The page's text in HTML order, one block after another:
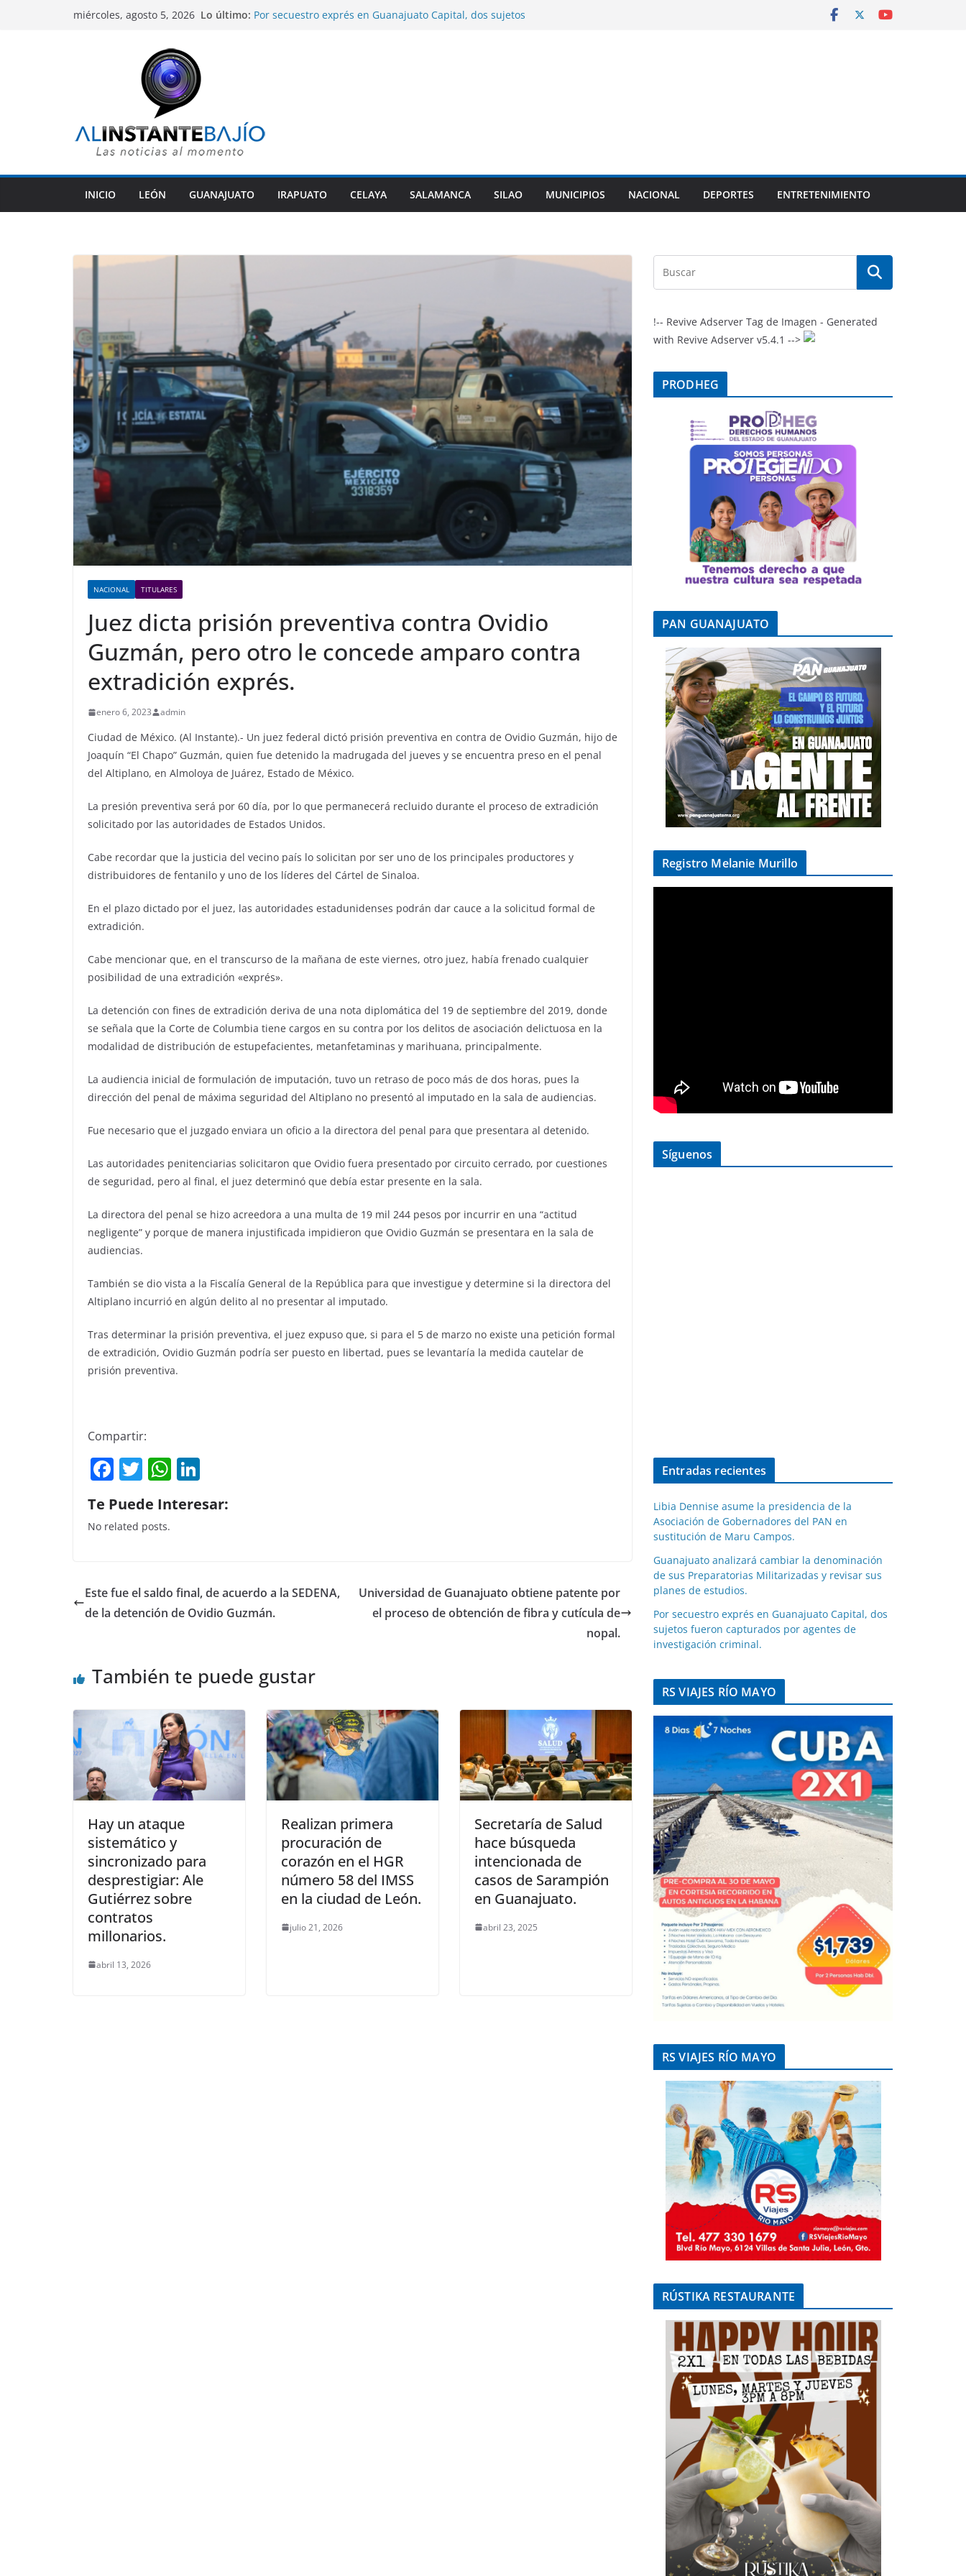
miércoles, agosto 5, 2026 Lo último: Por secuestro exprés en Guanajuato Capital, dos sujetos
Guanajuato analizará cambiar la denominación de sus
Preparatorias Militarizadas y revisar sus planes de
INICIO LEÓN GUANAJUATO IRAPUATO CELAYA SALAMANCA SILAO MUNICIPIOS NACIONAL DEPORTES ENTRETENIMIENTO
NACIONAL TITULARES
Juez dicta prisión preventiva contra Ovidio
Guzmán, pero otro le concede amparo contra
extradición exprés.
enero 6, 2023 admin
Ciudad de México. (Al Instante).- Un juez federal dictó prisión preventiva en contra de Ovidio Guzmán, hijo de
Joaquín “El Chapo” Guzmán, quien fue detenido la madrugada del jueves y se encuentra preso en el penal
del Altiplano, en Almoloya de Juárez, Estado de México.
La presión preventiva será por 60 día, por lo que permanecerá recluido durante el proceso de extradición
solicitado por las autoridades de Estados Unidos.
Cabe recordar que la justicia del vecino país lo solicitan por ser uno de los principales productores y
distribuidores de fentanilo y uno de los líderes del Cártel de Sinaloa.
En el plazo dictado por el juez, las autoridades estadunidenses podrán dar cauce a la solicitud formal de
extradición.
Cabe mencionar que, en el transcurso de la mañana de este viernes, otro juez, había frenado cualquier
posibilidad de una extradición «exprés».
La detención con fines de extradición deriva de una nota diplomática del 19 de septiembre del 2019, donde
se señala que la Corte de Columbia tiene cargos en su contra por los delitos de asociación delictuosa en la
modalidad de distribución de estupefacientes, metanfetaminas y marihuana, principalmente.
La audiencia inicial de formulación de imputación, tuvo un retraso de poco más de dos horas, pues la
dirección del penal de máxima seguridad del Altiplano no presentó al imputado en la sala de audiencias.
Fue necesario que el juzgado enviara un oficio a la directora del penal para que presentara al detenido.
Las autoridades penitenciarias solicitaron que Ovidio fuera presentado por circuito cerrado, por cuestiones
de seguridad, pero al final, el juez determinó que debía estar presente en la sala.
La directora del penal se hizo acreedora a una multa de 19 mil 244 pesos por incurrir en una “actitud
negligente” y porque de manera injustificada impidieron que Ovidio Guzmán se presentara en la sala de
audiencias.
También se dio vista a la Fiscalía General de la República para que investigue y determine si la directora del
Altiplano incurrió en algún delito al no presentar al imputado.
Tras determinar la prisión preventiva, el juez expuso que, si para el 5 de marzo no existe una petición formal
de extradición, Ovidio Guzmán podría ser puesto en libertad, pues se levantaría la medida cautelar de
prisión preventiva.
Compartir:
F
a
c
e
o
o
T
w
itt
er
W
h
at
p
p
k
n
Te Puede Interesar:
No related posts.
Este fue el saldo final, de acuerdo a la SEDENA,
de la detención de Ovidio Guzmán.
Universidad de Guanajuato obtiene patente por
el proceso de obtención de fibra y cutícula de
nopal.
También te puede gustar
Hay un ataque
sistemático y
sincronizado para
desprestigiar: Ale
Gutiérrez sobre
contratos
millonarios.
abril 13, 2026
Realizan primera
procuración de
corazón en el HGR
número 58 del IMSS
en la ciudad de León.
julio 21, 2026
Secretaría de Salud
hace búsqueda
intencionada de
casos de Sarampión
en Guanajuato.
abril 23, 2025
!-- Revive Adserver Tag de Imagen - Generated
with Revive Adserver v5.4.1 -->
PRODHEG
PAN GUANAJUATO
Registro Melanie Murillo
Síguenos
Entradas recientes
Libia Dennise asume la presidencia de la
Asociación de Gobernadores del PAN en
sustitución de Maru Campos.
Guanajuato analizará cambiar la denominación
de sus Preparatorias Militarizadas y revisar sus
planes de estudios.
Por secuestro exprés en Guanajuato Capital, dos
sujetos fueron capturados por agentes de
investigación criminal.
RS VIAJES RÍO MAYO
RS VIAJES RÍO MAYO
RÚSTIKA RESTAURANTE